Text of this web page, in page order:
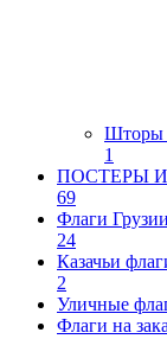
Шторы
1
ПОСТЕРЫ
69
Флаги Грузии
24
Казачьи
2
Уличные
Флаги на